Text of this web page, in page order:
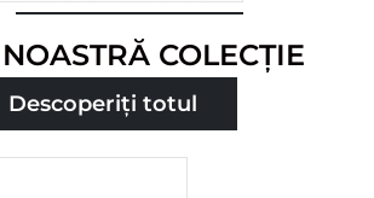
Cumpărați
acum COLECȚIE
Descoperiți totul